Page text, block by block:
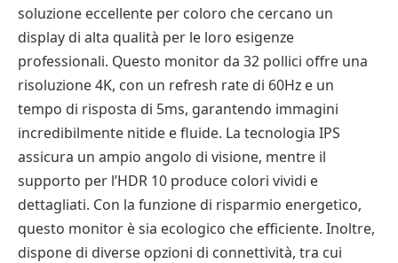
soluzione eccellente per coloro che cercano un
display di alta qualità per le loro esigenze
professionali. Questo monitor da 32 pollici offre una
risoluzione 4K, con un refresh rate di 60Hz e un
tempo di risposta di 5ms, garantendo immagini
incredibilmente nitide e fluide. La tecnologia IPS
assicura un ampio angolo di visione, mentre il
supporto per l’HDR 10 produce colori vividi e
dettagliati. Con la funzione di risparmio energetico,
questo monitor è sia ecologico che efficiente. Inoltre,
dispone di diverse opzioni di connettività, tra cui